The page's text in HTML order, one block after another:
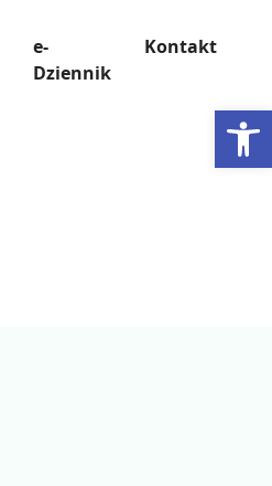
e-
Dziennik
Kontakt